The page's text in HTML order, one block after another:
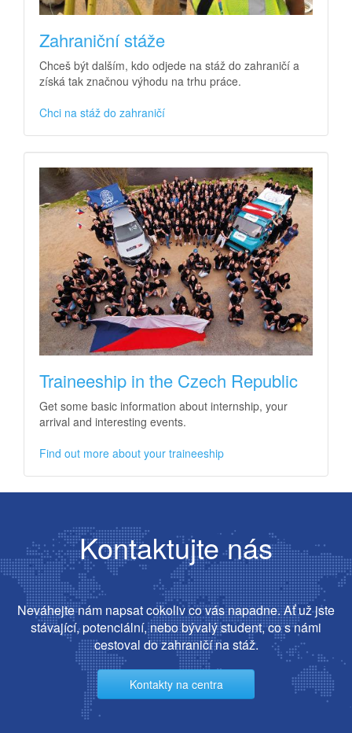
Zahraniční stáže
Chceš být dalším, kdo odjede na stáž do zahraničí a
získá tak značnou výhodu na trhu práce.
Chci na stáž do zahraničí
Traineeship in the Czech Republic
Get some basic information about internship, your
arrival and interesting events.
Find out more about your traineeship
Kontaktujte nás
Neváhejte nám napsat cokoliv co vás napadne. Ať už jste
stávající, potenciální, nebo bývalý student, co s námi
cestoval do zahraničí na stáž.
Kontakty na centra